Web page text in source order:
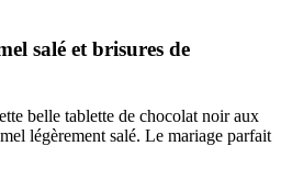
salé et brisures de
belle tablette de chocolat noir aux
légèrement salé. Le mariage parfait